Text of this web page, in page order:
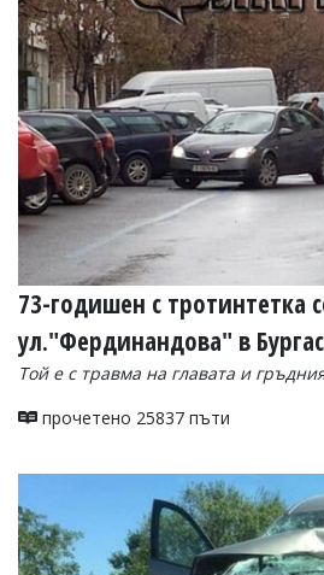
73-годишен с тротинтетка
ул."Фердинандова" в Бургас
Той е с травма на главата и
прочетено 25837 пъти